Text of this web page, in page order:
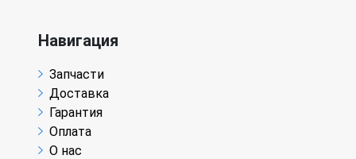
Навигация
Запчасти
Доставка
Гарантия
Оплата
О нас